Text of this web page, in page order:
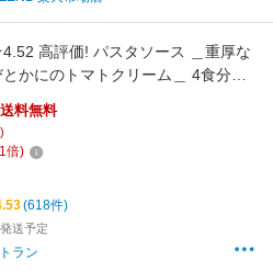
高評価! パスタソース ＿重厚な
かにのトマトクリーム＿ 4食分
）送料無料 パスタ スパゲッティ 常
ルト おかず キャンプ アウトドア
送料無料
1倍)
(618件)
送予定
ラン